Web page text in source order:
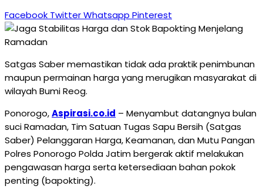
Facebook TwitterWhatsapp Pinterest
Satgas Saber memastikan tidak ada praktik penimbunan
maupun permainan harga yang merugikan masyarakat di
wilayah Bumi Reog.
Ponorogo,Aspirasi.co.id – Menyambut datangnya bulan
suci Ramadan, Tim Satuan Tugas Sapu Bersih (Satgas
Saber) Pelanggaran Harga, Keamanan, dan Mutu Pangan
Polres Ponorogo Polda Jatim bergerak aktif melakukan
pengawasan harga serta ketersediaan bahan pokok
penting (bapokting).